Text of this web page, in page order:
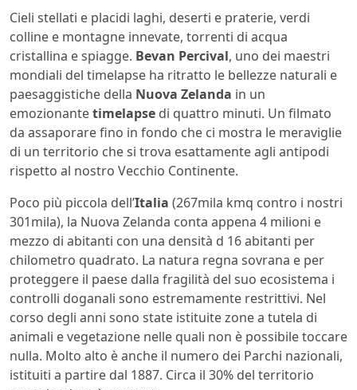
Cieli stellati e placidi laghi, deserti e praterie, verdi
colline e montagne innevate, torrenti di acqua
cristallina e spiagge. Bevan Percival, uno dei maestri
mondiali del timelapse ha ritratto le bellezze naturali e
paesaggistiche della Nuova Zelanda in un
emozionantetimelapse di quattro minuti. Un filmato
da assaporare fino in fondo che ci mostra le meraviglie
di un territorio che si trova esattamente agli antipodi
rispetto al nostro Vecchio Continente.
Poco più piccola dell’Italia (267mila kmq contro i nostri
301mila), la Nuova Zelanda conta appena 4 milioni e
mezzo di abitanti con una densità d 16 abitanti per
chilometro quadrato. La natura regna sovrana e per
proteggere il paese dalla fragilità del suo ecosistema i
controlli doganali sono estremamente restrittivi. Nel
corso degli anni sono state istituite zone a tutela di
animali e vegetazione nelle quali non è possibile toccare
nulla. Molto alto è anche il numero dei Parchi nazionali,
istituiti a partire dal 1887. Circa il 30% del territorio